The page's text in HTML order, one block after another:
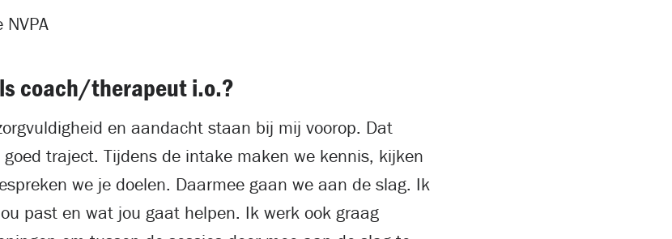
coach/therapeut i.o.?
en aandacht staan bij mij voorop. Dat
traject. Tijdens de intake maken we kennis, kijken
we je doelen. Daarmee gaan we aan de slag. Ik
past en wat jou gaat helpen. Ik werk ook graag